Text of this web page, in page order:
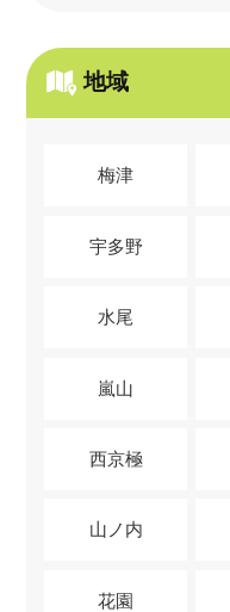
地域
梅津
宇多野
水尾
嵐山
西京極
山ノ内
花園